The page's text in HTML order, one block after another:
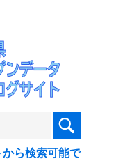
ら検索可能で